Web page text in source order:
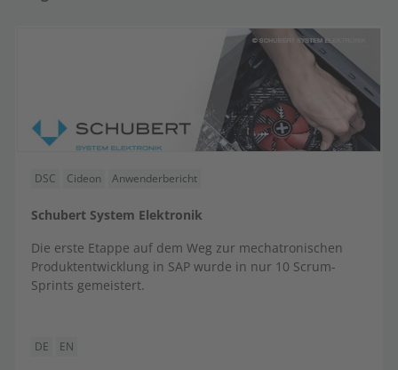
DSC Cideon Anwenderbericht
Schubert System Elektronik
Die erste Etappe auf dem Weg zur mechatronischen
Produktentwicklung in SAP wurde in nur 10 Scrum-
Sprints gemeistert.
DE EN